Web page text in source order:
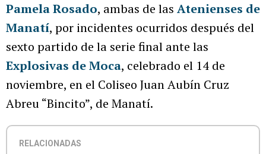
Pamela Rosado, ambas de las Atenienses de
Manatí, por incidentes ocurridos después del
sexto partido de la serie final ante las
Explosivas de Moca, celebrado el 14 de
noviembre, en el Coliseo Juan Aubín Cruz
Abreu “Bincito”, de Manatí.
RELACIONADAS